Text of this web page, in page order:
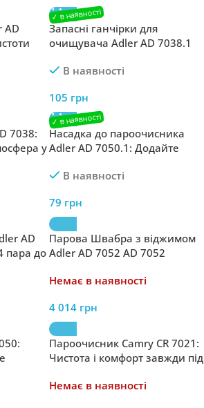
AD
Запасні ганчірки для
очищувача Adler AD 7038.1
В наявності
105 грн
7038:
у
Насадка до пароочисника
Adler AD 7050.1: Додайте
пароочиснику
В наявності
79 грн
AD
пара до
Парова Швабра з віджимом
Adler AD 7052 AD 7052
Немає в наявності
4 014 грн
Пароочисник Camry CR 7021:
Чистота і комфорт завжди під
Немає в наявності